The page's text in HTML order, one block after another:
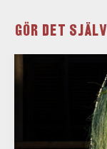
GÖR DET SJÄLV